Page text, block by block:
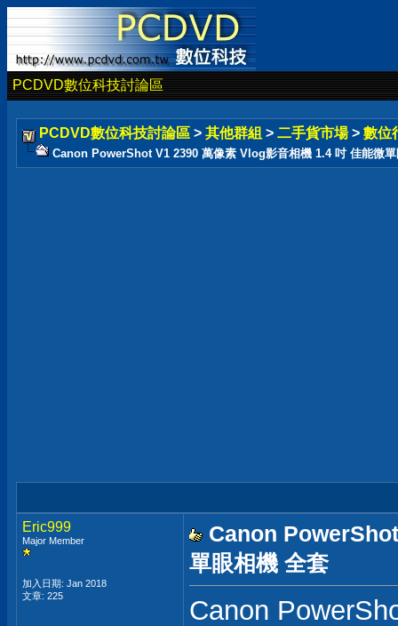
PCDVD數位科技討論區
PCDVD數位科技討論區 > 其他群組 > 二手貨市場 > 數位
Canon PowerShot V1 2390 萬像素 Vlog影音相機 1.4 吋 佳能微
Eric999
Major Member
加入日期: Jan 2018
文章: 225
Canon
單眼相機 全套
Canon